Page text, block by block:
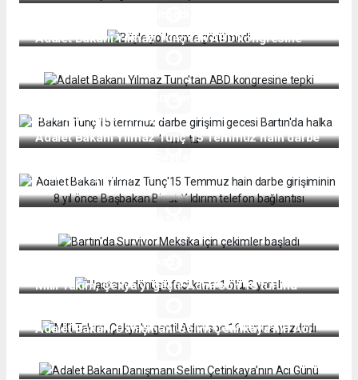
Adalet Bakanı Yılmaz Tunç'tan ABD kongresine
Bartın'da halka konuştu
Adalet Bakanı Yılmaz Tunç'15 Temmuz hain darbe
telefon bağlantısı
Milli Takım, Çekya'yı geçti! Adını son 16 turuna
Adalet Bakanı Danışmanı Selim Çetinkaya’nın Acı